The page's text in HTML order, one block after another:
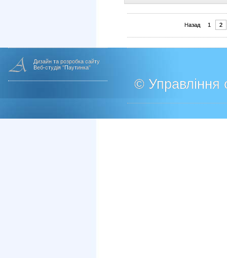
Назад 1 2
Дизайн та розробка сайту
Веб-студія "Паутинка"
© Управління